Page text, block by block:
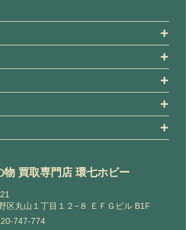
物 買取専門店 環七ホビー
区丸山１丁目１２−８ ＥＦＧビル B1F
747-774